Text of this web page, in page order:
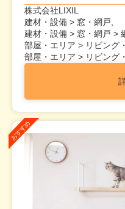
株式会社LIXIL
建材・設備 > 窓・網戸,
建材・設備 > 窓・網戸 >
部屋・エリア > リビング
部屋・エリア > リビング